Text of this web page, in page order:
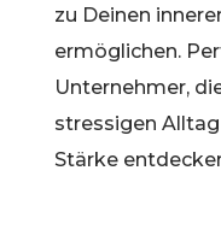
zu Deinen
ermöglichen.
Unternehmer,
stressigen
Stärke